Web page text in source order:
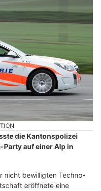
die Kantonspolizei
Party auf einer Alp in
nicht bewilligten Techno-
eröffnete eine